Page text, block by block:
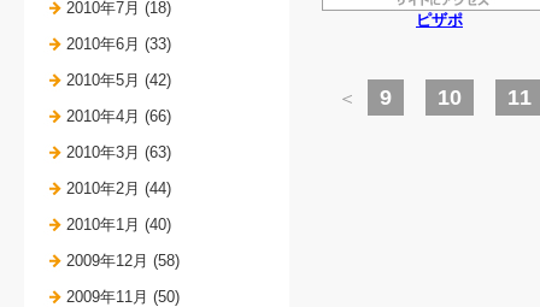
ピザポ
＜ 9 10 11
2010年7月 (18)
2010年6月 (33)
2010年5月 (42)
2010年4月 (66)
2010年3月 (63)
2010年2月 (44)
2010年1月 (40)
2009年12月 (58)
2009年11月 (50)